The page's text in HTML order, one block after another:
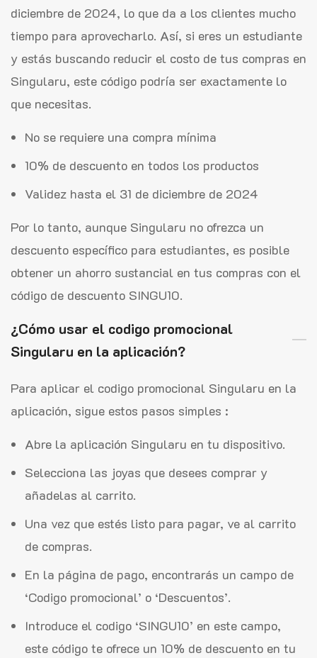
diciembre de 2024, lo que da a los clientes mucho
tiempo para aprovecharlo. Así, si eres un estudiante
y estás buscando reducir el costo de tus compras en
Singularu, este código podría ser exactamente lo
que necesitas.
No se requiere una compra mínima
10% de descuento en todos los productos
Validez hasta el 31 de diciembre de 2024
Por lo tanto, aunque Singularu no ofrezca un
descuento específico para estudiantes, es posible
obtener un ahorro sustancial en tus compras con el
código de descuento SINGU10.
¿Cómo usar el codigo promocional
Singularu en la aplicación?
Para aplicar el codigo promocional Singularu en la
aplicación, sigue estos pasos simples :
Abre la aplicación Singularu en tu dispositivo.
Selecciona las joyas que desees comprar y
añadelas al carrito.
Una vez que estés listo para pagar, ve al carrito
de compras.
En la página de pago, encontrarás un campo de
‘Codigo promocional’ o ‘Descuentos’.
Introduce el codigo ‘SINGU10’ en este campo,
este código te ofrece un 10% de descuento en tu